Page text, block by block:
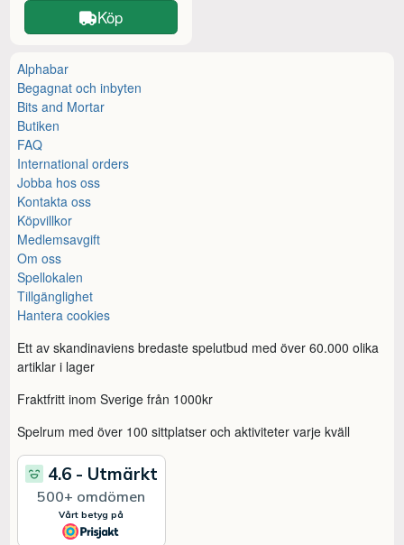
Köp
Alphabar
Begagnat och inbyten
Bits and Mortar
Butiken
FAQ
International orders
Jobba hos oss
Kontakta oss
Köpvillkor
Medlemsavgift
Om oss
Spellokalen
Tillgänglighet
Hantera cookies
Ett av skandinaviens bredaste spelutbud med över 60.000 olika
artiklar i lager
Fraktfritt inom Sverige från 1000kr
Spelrum med över 100 sittplatser och aktiviteter varje kväll